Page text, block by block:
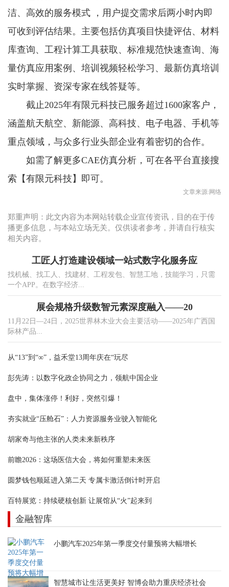
洁、高效的服务模式 ，用户提交需求后两小时内即
可收到评估结果。主要包括仿真项目快捷评估、材料
库查询、工程计算工具获取、标准规范快速查询、海
量仿真应用案例、培训视频轻松学习、最新仿真培训
实时掌握、资深专家在线答疑等。
截止2025年有限元科技已服务超过1600家客户，
涵盖航天航空、新能源、高科技、电子电器、手机等
重点领域，与众多行业头部企业有着密切的合作。
如需了解更多CAE仿真分析，可在各平台直接搜
索【有限元科技】即可。
文章来源:网络
郑重声明：此文内容为本网站转载企业宣传资讯，目的在于传
播更多信息，与本站立场无关。仅供读者参考，并请自行核实
相关内容。
工匠人打造建设领域一站式数字化服务应
找机械、找工人、找建材、工程发包、智慧工地，技能学习，只需
一个APP。在数字经济...
展会规格升级数智元素深度融入——20
11月22日—24日，2025世界林木业大会主要活动——2025年广西国
际林产品...
从“13”到“∞”，益禾堂13周年庆在“玩尽
彭先涛：以数字化政企协同之力，领航中国企业
盘中，集体涨停！利好，突然引爆！
夯实就业“压舱石”：人力资源服务业驶入智能化
胡家奇与他主张的人类未来新秩序
前瞻2026：这场医信大会，将如何重塑未来医
圆梦钱包顺延进入第二天 专属卡激活倒计时开启
百特展览：持续硬核创新 让展馆从“火”起来到
金融智库
小鹏汽车2025年第一季度交付量预将大幅增长
智慧城市让生活更美好 智博会助力重庆经济社会